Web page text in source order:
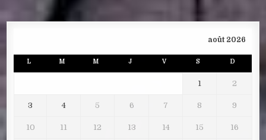
août 2026
L M M J V S D
1 2
3 4 5 6 7 8 9
10 11 12 13 14 15 16